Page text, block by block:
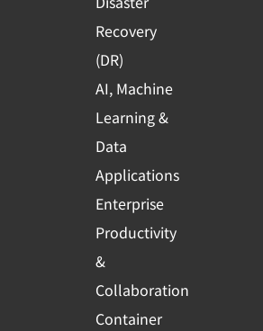
Recovery
(DR)
AI, Machine
Learning &
Data
Applications
Enterprise
Productivity
&
Collaboration
Container